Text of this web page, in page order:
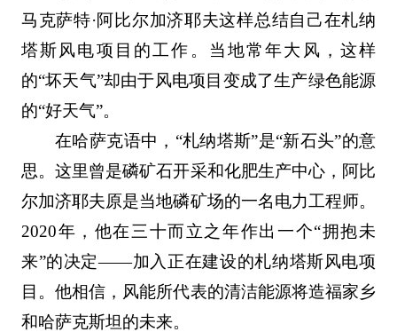
马克萨特·阿比尔加济耶夫这样总结自己在札纳
塔斯风电项目的工作。当地常年大风，这样
的“坏天气”却由于风电项目变成了生产绿色能源
的“好天气”。
在哈萨克语中，“札纳塔斯”是“新石头”的意
思。这里曾是磷矿石开采和化肥生产中心，阿比
尔加济耶夫原是当地磷矿场的一名电力工程师。
2020年，他在三十而立之年作出一个“拥抱未
来”的决定——加入正在建设的札纳塔斯风电项
目。他相信，风能所代表的清洁能源将造福家乡
和哈萨克斯坦的未来。